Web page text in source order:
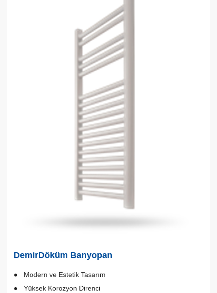
DemirDöküm Banyopan
Modern ve Estetik Tasarım
Yüksek Korozyon Direnci